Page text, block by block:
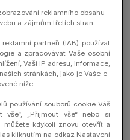
nákupní centrum
si účet tím, že nám poskytnete
a příjmení a e-mailu) a zvolíte
pravdivé, přesné a úplné
nepovinné informace.
reklamního obsahu
a zájmům třetích stran.
reklamní partneři (IAB) používat
a zpracovávat Vaše osobní
Vaši IP adresu, informace,
stránkách, jako je Vaše e-
níže.
používání souborů cookie Váš
vše“, „Přijmout vše“ nebo si
můžete kdykoli znovu otevřít a
kliknutím na odkaz Nastavení